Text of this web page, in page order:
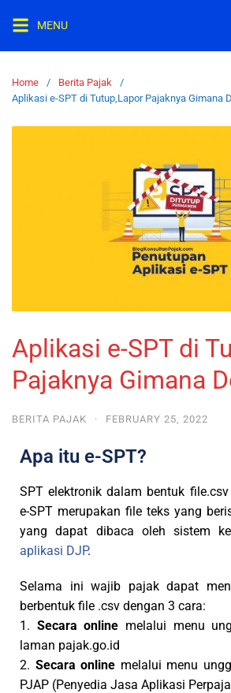
MENU
Home
Berita Pajak
Aplikasi e-SPT di Tutup,Lapor Pajaknya Gimana
Aplikasi e-SPT di
Pajaknya Gimana
BERITA PAJAK · FEBRUARY 25, 2022
Apa itu e-SPT?
SPT elektronik dalam bentuk
e-SPT merupakan file teks yang
yang dapat dibaca oleh sistem
aplikasi DJP.
Selama ini wajib pajak dapat
berbentuk file .csv dengan 3 cara:
1. Secara online melalui menu
laman pajak.go.id
2. Secara online melalui menu
PJAP (Penyedia Jasa Aplikasi